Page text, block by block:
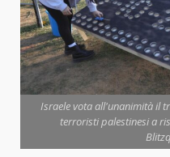
Israele vota all'unanimità il
terroristi palestinesi a